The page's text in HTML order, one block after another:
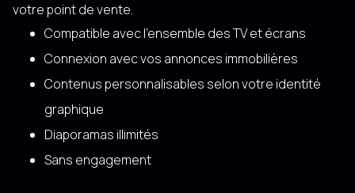
votre point de vente.
Compatible avec l’ensemble des TV et écrans
Connexion avec vos annonces immobilières
Contenus personnalisables selon votre identité
graphique
Diaporamas illimités
Sans engagement